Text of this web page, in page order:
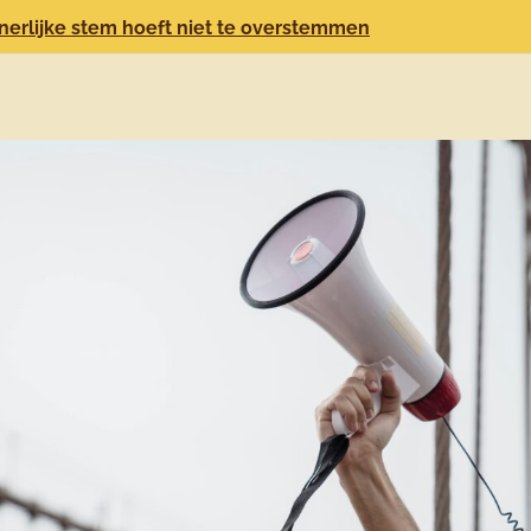
stem hoeft niet te overstemmen